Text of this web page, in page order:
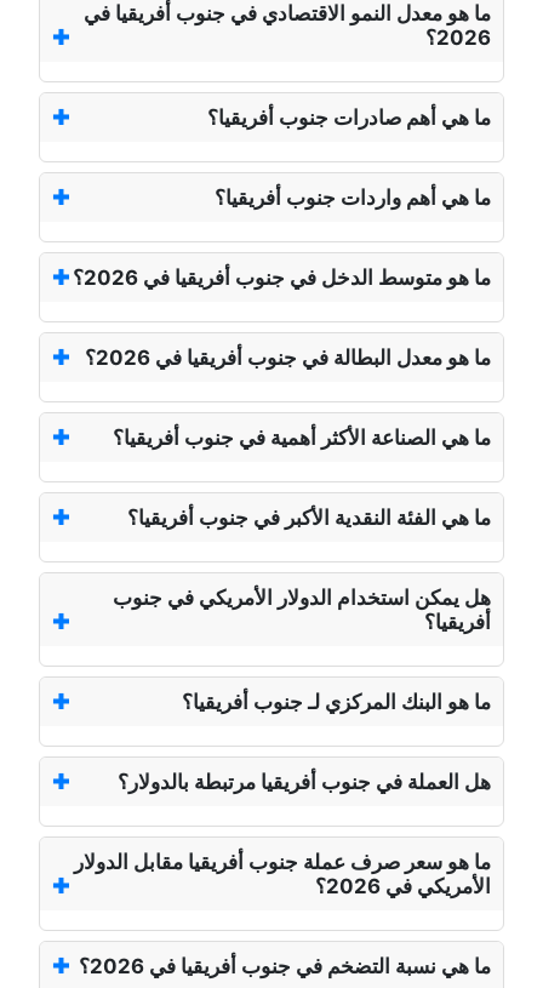
ما هو معدل النمو الاقتصادي في جنوب أفريقيا في
2026؟
ما هي أهم صادرات جنوب أفريقيا؟
ما هي أهم واردات جنوب أفريقيا؟
ما هو متوسط الدخل في جنوب أفريقيا في 2026؟
ما هو معدل البطالة في جنوب أفريقيا في 2026؟
ما هي الصناعة الأكثر أهمية في جنوب أفريقيا؟
ما هي الفئة النقدية الأكبر في جنوب أفريقيا؟
هل يمكن استخدام الدولار الأمريكي في جنوب
أفريقيا؟
ما هو البنك المركزي لـ جنوب أفريقيا؟
هل العملة في جنوب أفريقيا مرتبطة بالدولار؟
ما هو سعر صرف عملة جنوب أفريقيا مقابل الدولار
الأمريكي في 2026؟
ما هي نسبة التضخم في جنوب أفريقيا في 2026؟